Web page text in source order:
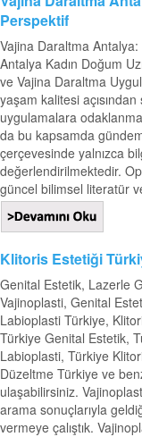
Perspektif
Vajina Daraltma
Antalya Kadın Doğum
ve Vajina Daraltma
yaşam kalitesi
uygulamalara
da bu kapsamda
çerçevesinde yalnızca
değerlendirilmektedir.
güncel bilimsel literatür
Klitoris Estetiği
Genital Estetik, Lazerle
Vajinoplasti, Genital
Labioplasti Türkiye,
Türkiye Genital Estetik,
Labioplasti, Türkiye
Düzeltme Türkiye ve
ulaşabilirsiniz.
arama sonuçlarıyla
vermeye çalıştık.